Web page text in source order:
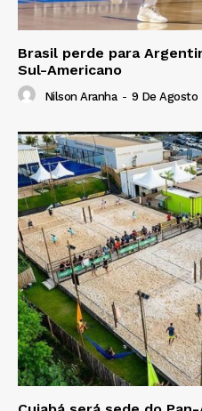
Brasil perde para
Sul-Americano
Nilson Aranha - 9 De Agosto